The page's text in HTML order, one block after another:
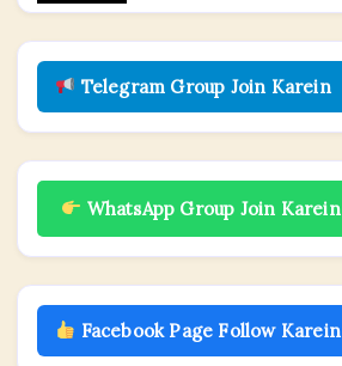
Telegram Group Join Karein
WhatsApp Group Join Karein
Facebook Page Follow Karein